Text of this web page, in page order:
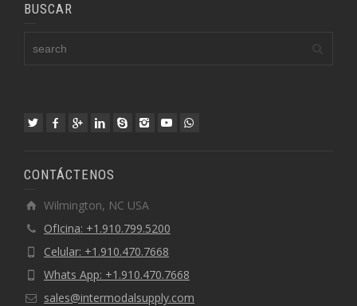
BUSCAR
CONTÁCTENOS
Wilmington, NC USA
OfIcina: +1.910.799.5200
Celular: +1.910.470.7668
Whats App: +1.910.470.7668
sales@intermodalsupply.com